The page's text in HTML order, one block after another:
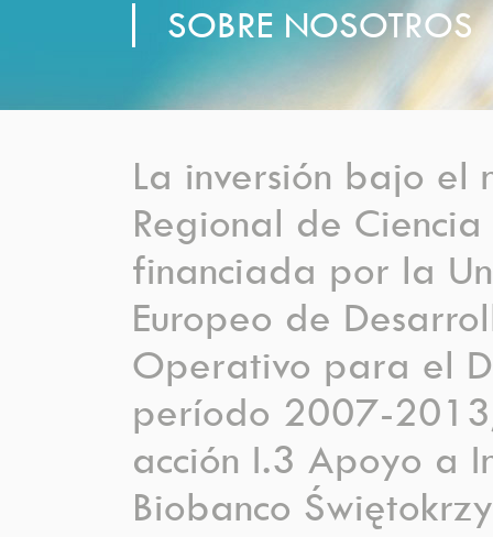
SOBRE NOSOTROS
La inversión bajo el
Regional de
financiada por la
Europeo de
Operativo para el
período 2007-
acción I.3 Apoyo a
Biobanco